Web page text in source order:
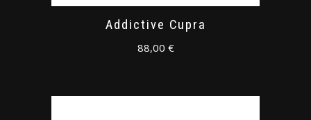
Addictive Cupra
88,00 €